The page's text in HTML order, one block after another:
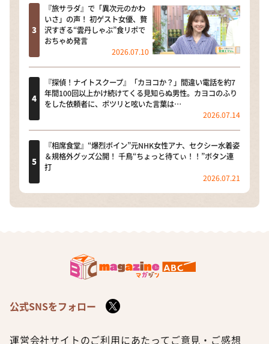
『旅サラダ』で「異次元のかわ
いさ」の声！ 初ゲスト女優、贅
沢すぎる“雲丹しゃぶ”食リポで
おちゃめ発言
2026.07.10
『探偵！ナイトスクープ』「カヨコか？」間違い電話を約7
年間100回以上かけ続けてくる見知らぬ男性。カヨコのふり
をした依頼者に、ポツリと呟いた言葉は…
2026.07.14
『相席食堂』“爆烈ボイン”元NHK女性アナ、セクシー水着姿
＆規格外グッズ公開！ 千鳥“ちょっと待てぃ！！”ボタン連
打
2026.07.21
公式SNSをフォロー
運営会社サイトのご利用にあたって ご意見・ご感想